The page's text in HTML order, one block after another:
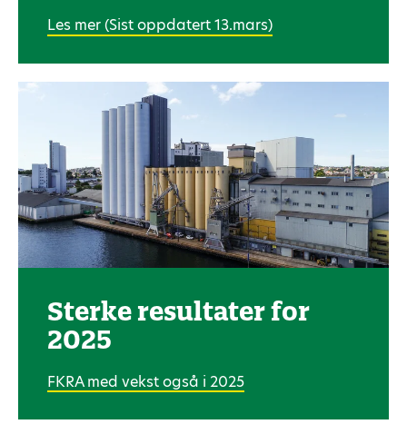
Les mer (Sist oppdatert 13.mars)
Sterke resultater for
2025
FKRA med vekst også i 2025